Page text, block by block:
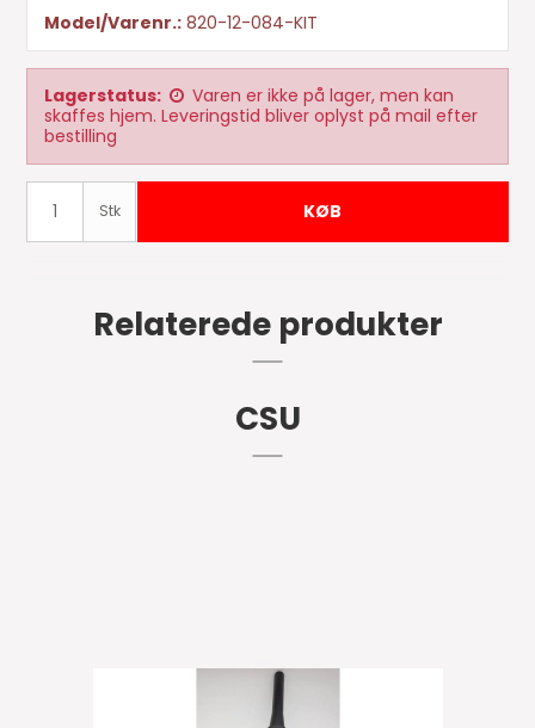
Model/Varenr.: 820-12-084-KIT
Lagerstatus:
Varen er ikke på lager, men kan
skaffes hjem. Leveringstid bliver oplyst på mail efter
bestilling
Stk KØB
Relaterede produkter
CSU